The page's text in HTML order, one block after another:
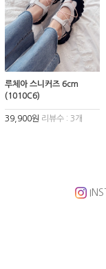
루체아 스니커즈 6cm
(1010C6)
39,900원 리뷰수 : 3개